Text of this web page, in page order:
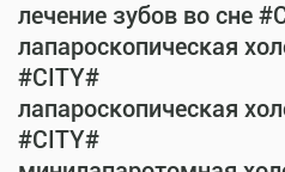
лечение зубов во сне
лапароскопическая
#CITY#
лапароскопическая
#CITY#